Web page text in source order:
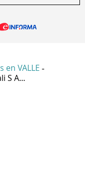
en VALLE -
S A...